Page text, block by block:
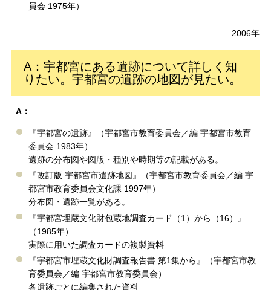
員会 1975年）
2006年
A：宇都宮にある遺跡について詳しく知
りたい。宇都宮の遺跡の地図が見たい。
A：
『宇都宮の遺跡』（宇都宮市教育委員会／編 宇都宮市教育
委員会 1983年）
遺跡の分布図や図版・種別や時期等の記載がある。
『改訂版 宇都宮市遺跡地図』（宇都宮市教育委員会／編 宇
都宮市教育委員会文化課 1997年）
分布図・遺跡一覧がある。
『宇都宮埋蔵文化財包蔵地調査カード（1）から（16）』
（1985年）
実際に用いた調査カードの複製資料
『宇都宮市埋蔵文化財調査報告書 第1集から』（宇都宮市教
育委員会／編 宇都宮市教育委員会）
各遺跡ごとに編集された資料